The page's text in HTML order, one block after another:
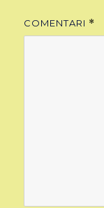
COMENTARI *